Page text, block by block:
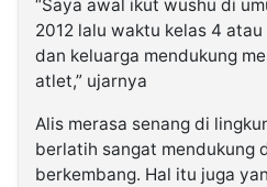
“Saya awal ikut wushu di
2012 lalu waktu kelas 4
dan keluarga mendukung
atlet,” ujarnya
Alis merasa senang di
berlatih sangat mendukung
berkembang. Hal itu juga